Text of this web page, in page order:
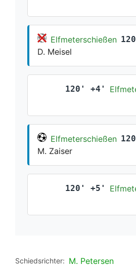
Elfmeterschießen
D. Meisel
120' +4'
Elfmeterschießen
M. Zaiser
120' +5'
Schiedsrichter: M. Petersen